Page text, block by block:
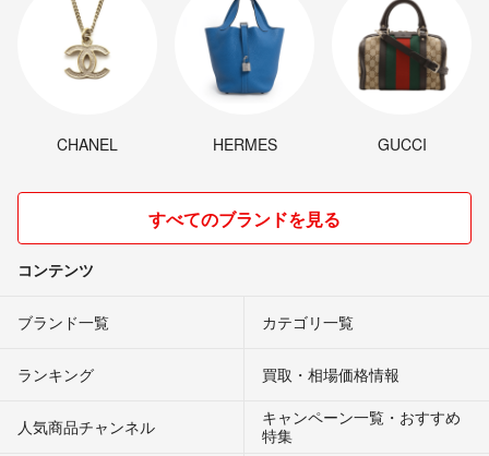
CHANEL HERMES GUCCI
すべてのブランドを見る
コンテンツ
ブランド一覧 カテゴリ一覧
ランキング 買取・相場価格情報
人気商品チャンネル
キャンペーン一覧・おすすめ
特集